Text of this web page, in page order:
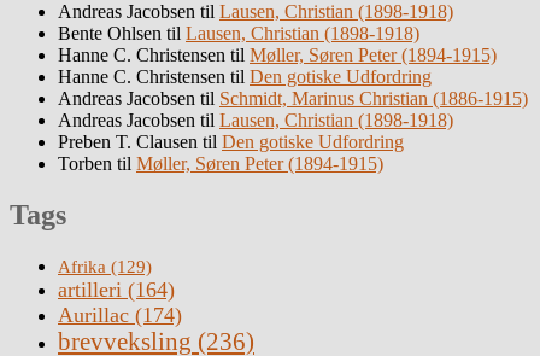
Andreas Jacobsen til Lausen, Christian (1898-1918)
Bente Ohlsen til Lausen, Christian (1898-1918)
Hanne C. Christensen til Møller, Søren Peter (1894-1915)
Hanne C. Christensen til Den gotiske Udfordring
Andreas Jacobsen til Schmidt, Marinus Christian (1886-1915)
Andreas Jacobsen til Lausen, Christian (1898-1918)
Preben T. Clausen til Den gotiske Udfordring
Torben til Møller, Søren Peter (1894-1915)
Tags
Afrika (129)
artilleri (164)
Aurillac (174)
brevveksling (236)